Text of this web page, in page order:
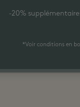
-20%
*Voir conditions en